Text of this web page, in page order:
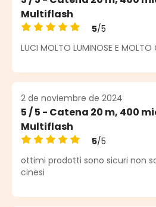
Multiflash
Calificación promedio de 5
5/5
LUCI MOLTO LUMINOSE E MOLTO
2 de noviembre de 2024
5 / 5 - Catena 20 m, 400
Multiflash
Calificación promedio de 5
5/5
ottimi prodotti sono sicuri non
cinesi